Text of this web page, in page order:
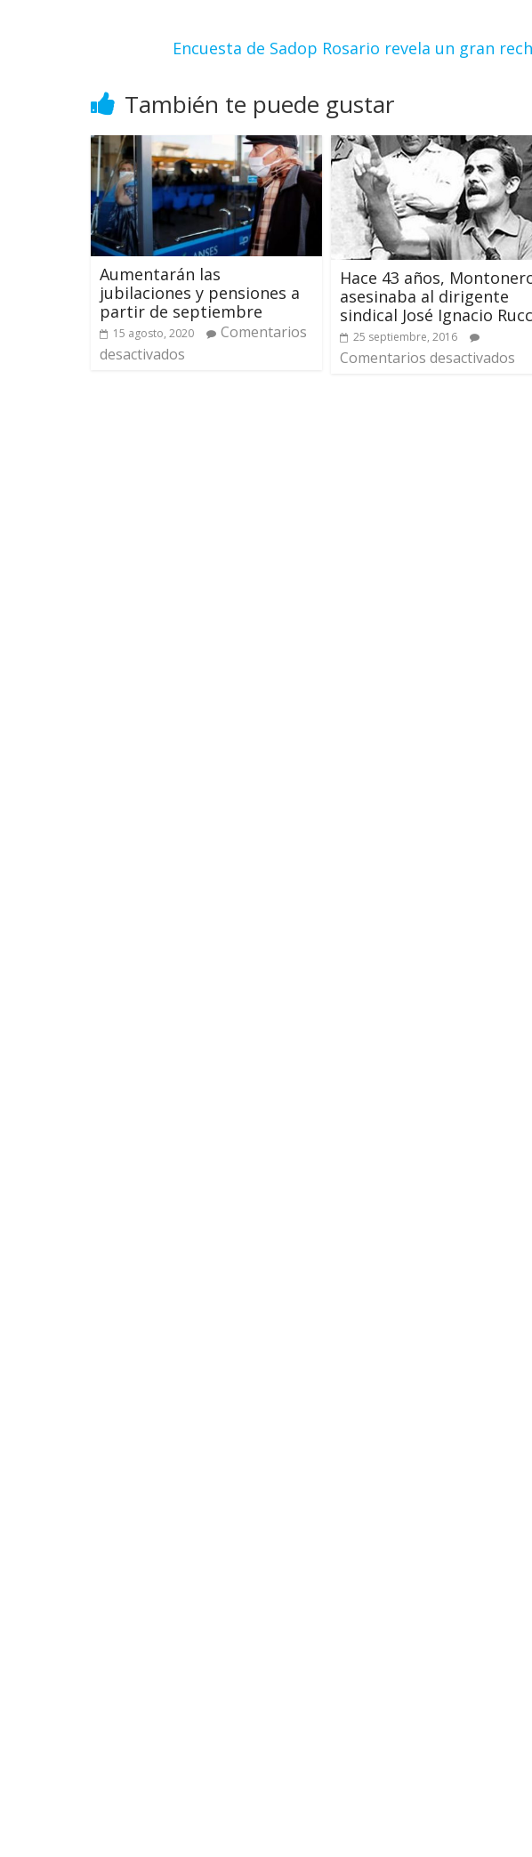
Encuesta de Sadop Rosario revela un gran
También te puede gustar
Aumentarán las
jubilaciones y pensiones a
partir de septiembre
15 agosto, 2020
Comentarios
desactivados
Hace 43 años,
asesinaba al dirigente
sindical José Ignacio
25 septiembre, 2016
Comentarios desactivados